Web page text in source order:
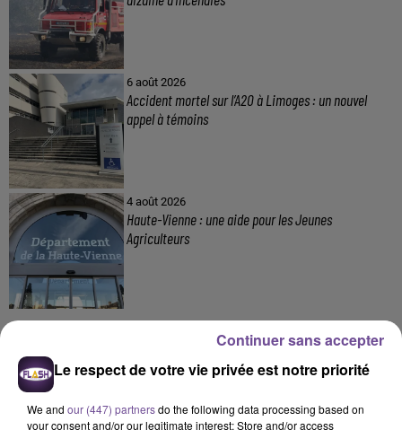
6 août 2026
Accident mortel sur l’A20 à Limoges : un nouvel
appel à témoins
4 août 2026
Haute-Vienne : une aide pour les Jeunes
Agriculteurs
DERNIERS TITRES
Le respect de votre vie privée est notre priorité
We and our (447) partnersdo the following data processing based on
your consent and/or our legitimate interest: Store and/or access
Continuer sans accepter